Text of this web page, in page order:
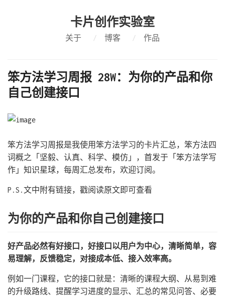
卡片创作实验室
关于 / 博客 / 作品
笨方法学习周报 28W：为你的产品和你
自己创建接口
笨方法学习周报是我使用笨方法学习的卡片汇总，笨方法四
词概之「坚毅、认真、科学、模仿」，首发于「笨方法学写
作」知识星球，每周汇总发布，欢迎订阅。
P.S.文中附有链接，戳阅读原文即可查看
为你的产品和你自己创建接口
好产品必然有好接口，好接口以用户为中心，清晰简单，容
易理解，反馈稳定，对接成本低、接入效率高。
例如一门课程，它的接口就是：清晰的课程大纲、从易到难
的升级路线、提醒学习进度的显示、汇总的常见问答、必要